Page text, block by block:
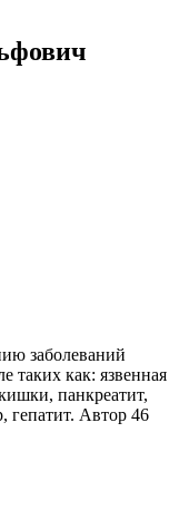
заболеваний
таких как: язвенная
панкреатит,
гепатит. Автор 46